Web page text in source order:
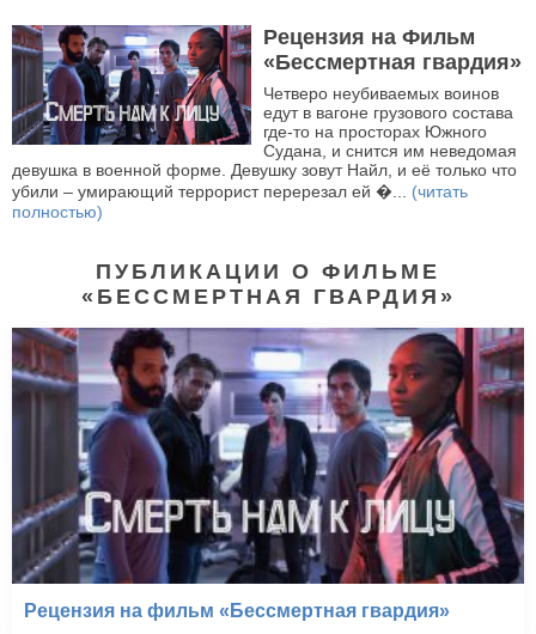
Рецензия на Фильм
«Бессмертная гвардия»
Четверо неубиваемых воинов
едут в вагоне грузового состава
где-то на просторах Южного
Судана, и снится им неведомая
девушка в военной форме. Девушку зовут Найл, и её только что
убили – умирающий террорист перерезал ей �... (читать
полностью)
ПУБЛИКАЦИИ О ФИЛЬМЕ
«БЕССМЕРТНАЯ ГВАРДИЯ»
Рецензия на фильм «Бессмертная гвардия»